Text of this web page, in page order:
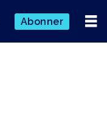
Abonner